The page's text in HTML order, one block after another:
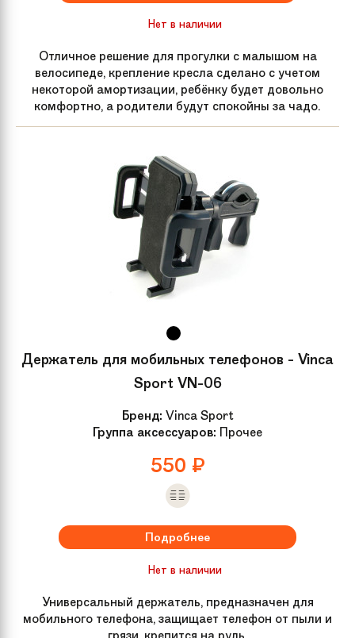
Нет в наличии
Отличное решение для прогулки с малышом на
велосипеде, крепление кресла сделано с учетом
некоторой амортизации, ребёнку будет довольно
комфортно, а родители будут спокойны за чадо.
Держатель для мобильных телефонов - Vinca
Sport VN-06
Бренд: Vinca Sport
Группа аксессуаров: Прочее
550 ₽
Подробнее
Нет в наличии
Универсальный держатель, предназначен для
мобильного телефона, защищает телефон от пыли и